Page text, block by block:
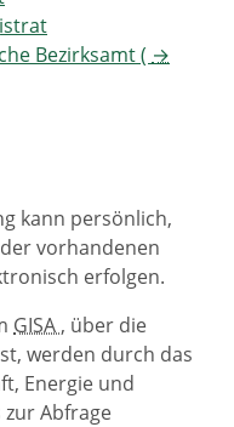
Bezirksamt ( →
kann persönlich,
vorhandenen
erfolgen.
GISA , über die
werden durch das
Energie und
Abfrage